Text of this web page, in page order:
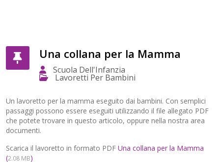
Una collana per la Mamma
Scuola Dell'Infanzia
Lavoretti Per Bambini
Un lavoretto per la mamma eseguito dai bambini. Con semplici
passaggi possono essere eseguiti utilizzando il file allegato PDF
che potete trovare in questo articolo, oppure nella nostra area
documenti.
Scarica il lavoretto in formato PDF Una collana per la Mamma
(2.08 MB)